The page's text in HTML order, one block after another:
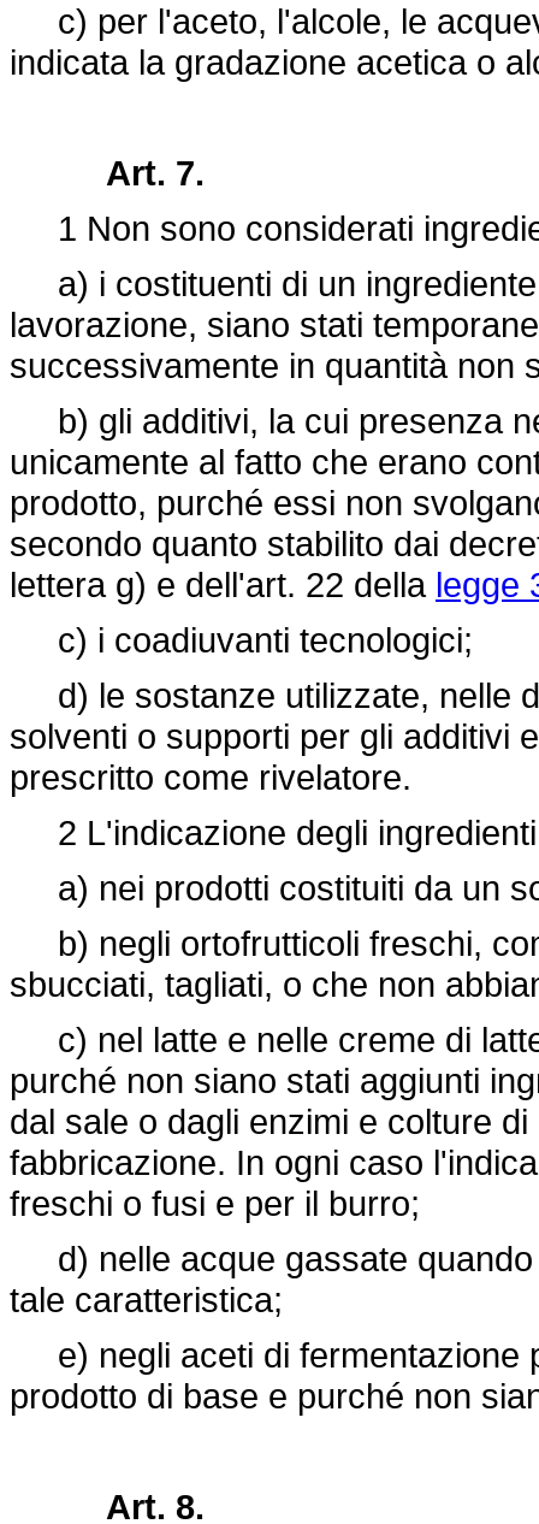
c) per l'aceto, l'alcole, le
indicata la gradazione acetica o
Art. 7.
1 Non sono considerati
a) i costituenti di un
lavorazione, siano stati
successivamente in quantità non
b) gli additivi, la cui presenza
unicamente al fatto che erano
prodotto, purché essi non
secondo quanto stabilito dai
lettera g) e dell'art. 22 della legge
c) i coadiuvanti tecnologici;
d) le sostanze utilizzate, nelle
solventi o supporti per gli additivi
prescritto come rivelatore.
2 L'indicazione degli
a) nei prodotti costituiti da un
b) negli ortofrutticoli freschi,
sbucciati, tagliati, o che non
c) nel latte e nelle creme di
purché non siano stati aggiunti
dal sale o dagli enzimi e colture
fabbricazione. In ogni caso
freschi o fusi e per il burro;
d) nelle acque gassate quando
tale caratteristica;
e) negli aceti di fermentazione
prodotto di base e purché non
Art. 8.